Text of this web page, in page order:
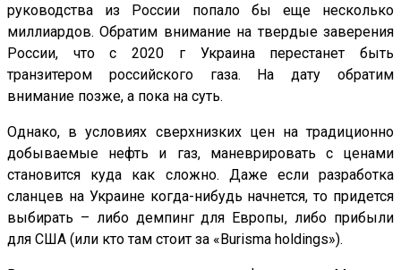
руководства из России попало бы еще несколько
миллиардов. Обратим внимание на твердые заверения
России, что с 2020 г Украина перестанет быть
транзитером российского газа. На дату обратим
внимание позже, а пока на суть.
Однако, в условиях сверхнизких цен на традиционно
добываемые нефть и газ, маневрировать с ценами
становится куда как сложно. Даже если разработка
сланцев на Украине когда-нибудь начнется, то придется
выбирать – либо демпинг для Европы, либо прибыли
для США (или кто там стоит за «Burisma holdings»).